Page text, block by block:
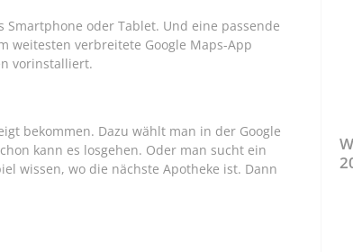
oder Tablet. Und eine passende
weitesten verbreitete Google Maps-App
vorinstalliert.
bekommen. Dazu wählt man in der Google
kann es losgehen. Oder man sucht ein
wissen, wo die nächste Apotheke ist. Dann